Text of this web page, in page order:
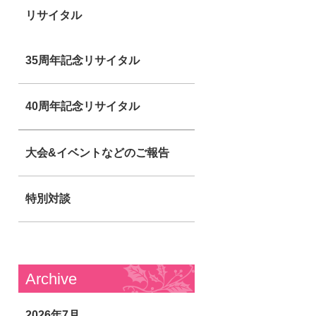
リサイタル
35周年記念リサイタル
40周年記念リサイタル
大会&イベントなどのご報告
特別対談
Archive